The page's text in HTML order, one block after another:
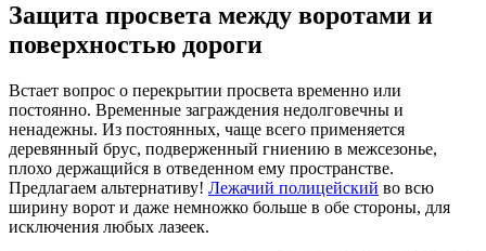
Защита просвета между воротами и
поверхностью дороги
Встает вопрос о перекрытии просвета временно или
постоянно. Временные заграждения недолговечны и
ненадежны. Из постоянных, чаще всего применяется
деревянный брус, подверженный гниению в межсезонье,
плохо держащийся в отведенном ему пространстве.
Предлагаем альтернативу! Лежачий полицейский во всю
ширину ворот и даже немножко больше в обе стороны, для
исключения любых лазеек.